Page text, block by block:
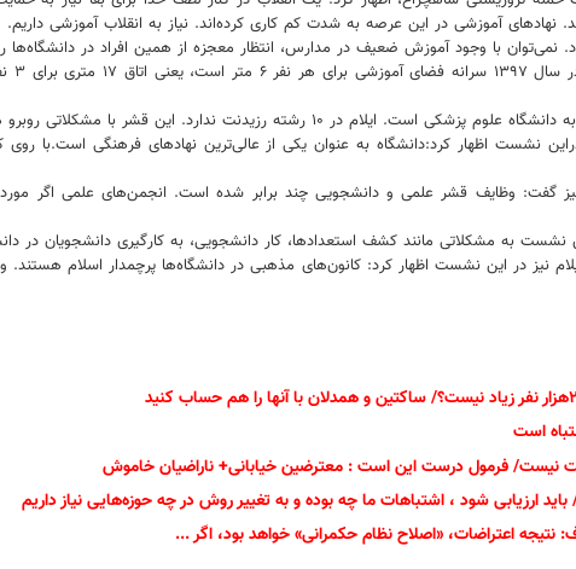
آموزشی در این عرصه به شدت کم کاری کرده‌اند. نیاز به انقلاب آموزشی داریم.
نمی‌توان با وجود آموزش ضعیف در مدارس، انتظار معجزه از همین افراد در دانشگاه‌ها
رشته رزیدنت ندارد. این قشر با مشکلاتی روبرو هستند.
نشست اظهار کرد:دانشگاه به عنوان یکی از عالی‌ترین نهادهای فرهنگی است.با
گفت: وظایف قشر علمی و دانشجویی چند برابر شده است. انجمن‌های علمی اگر
به مشکلاتی مانند کشف استعدادها، کار دانشجویی، به کارگیری دانشجویان در
در این نشست اظهار کرد: کانون‌های مذهبی در دانشگاه‌ها پرچمدار اسلام هستند.
است
نیست/ فرمول درست این است : معترضین خیابانی+ ناراضیان خاموش
ارزیابی شود ، اشتباهات ما چه بوده و به تغییر روش در چه حوزه‌هایی نیاز داریم
اعتراضات، «اصلاح نظام حکمرانی» خواهد بود، اگر ...